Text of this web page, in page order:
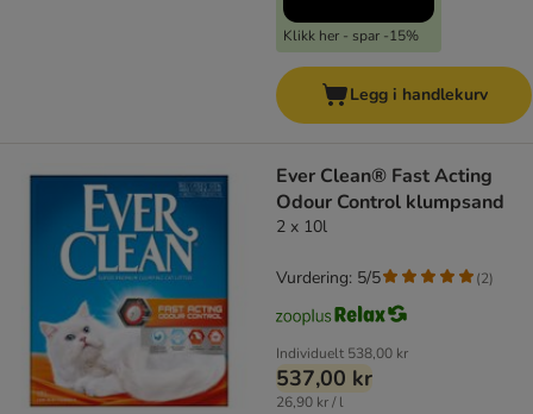
Klikk her - spar -15%
Legg i handlekurv
Ever Clean® Fast Acting
Odour Control klumpsand
2 x 10l
Individuelt 538,00 kr
537,00 kr
26,90 kr / l
Vurdering: 5/5 (2)